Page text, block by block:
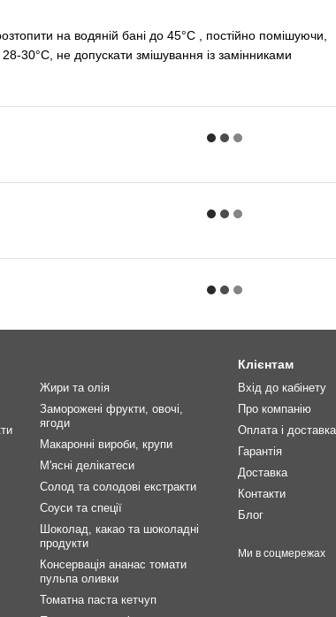
на водяній бані до 45°С , постійно помішуючи,
30°С, не допускати змішування із замінниками
Жири та олія
Заморожені фрукти, овочі,
ягоди
Макаронні вироби, крупи
М'ясні делікатеси
Солод та солодові екстракти
Соуси та спеції
Шоколад, какао та шоколадні
продукти
Консервація ананас томати
пульпа оливки
Томатна паста кетчуп
Клієнтам
Вхід до кабінету
Про компанію
Оплата і доставка
Гарантія
Доставка
Контакти
Блог
Ми в соцмережах